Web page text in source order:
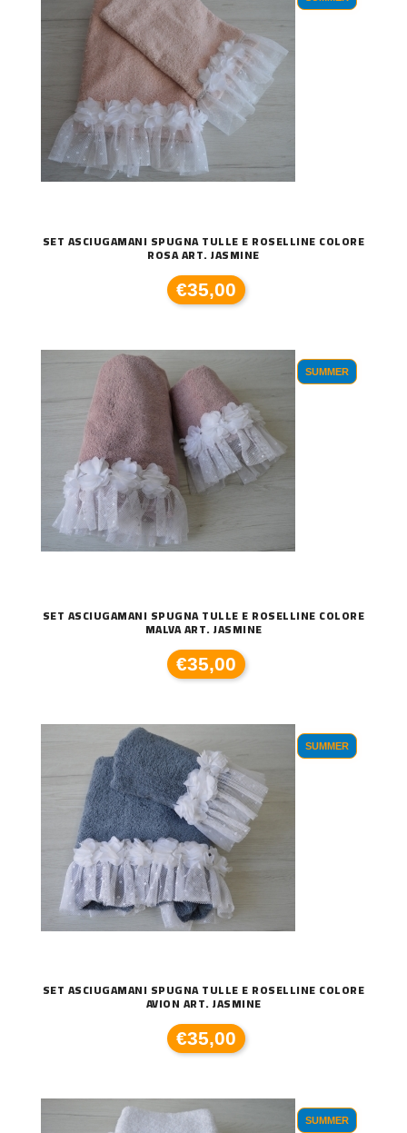
SET ASCIUGAMANI SPUGNA TULLE E ROSELLINE COLORE
ROSA ART. JASMINE
€35,00
SUMMER
SET ASCIUGAMANI SPUGNA TULLE E ROSELLINE COLORE
MALVA ART. JASMINE
€35,00
SUMMER
SET ASCIUGAMANI SPUGNA TULLE E ROSELLINE COLORE
AVION ART. JASMINE
€35,00
SUMMER